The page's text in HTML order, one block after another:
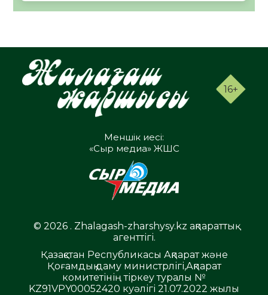
16+
Меншік иесі:
«Сыр медиа» ЖШС
© 2026 . Zhalagash-zharshysy.kz ақпараттық
агенттігі.
Қазақстан Республикасы Ақпарат және
Қоғамдық даму министрлігі,Ақпарат
комитетінің тіркеу туралы №
KZ91VPY00052420 куәлігі 21.07.2022 жылы